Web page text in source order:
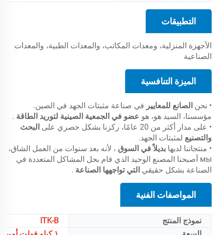
التطبيقات
الأجهزة المنزلية، ومعدات المكاتب، والمعدات الطبية، والمعدات
الصناعية
الميزة التنافسية
• نحن الصانع للمعايير في صناعة مثبتات الجهد في الصين.
مؤسسنا، السيد هو، هو عضو في الجمعية الصينية لتوريد الطاقة .
• على مدار أكثر من 20 عامًا، ركزنا بشكل حصري على
البحث
والتصنيع لمثبتات الجهد.
• منتجاتنا لديها بديلاً في السوق ، لأنه بعد سنوات من العمل الشاق،
мы أصبحنا المصنع الوحيد الذي قام بحل المشاكل المتعددة في
الصناعة بشكل حقيقي التي تواجهها الصناعة .
المواصفات الفنية
نموذج المنتج
ITK-B